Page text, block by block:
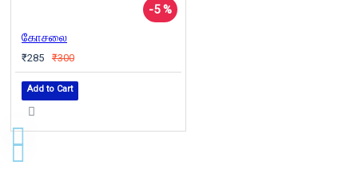
-5 %
கோசலை
₹285 ₹300
Add to Cart